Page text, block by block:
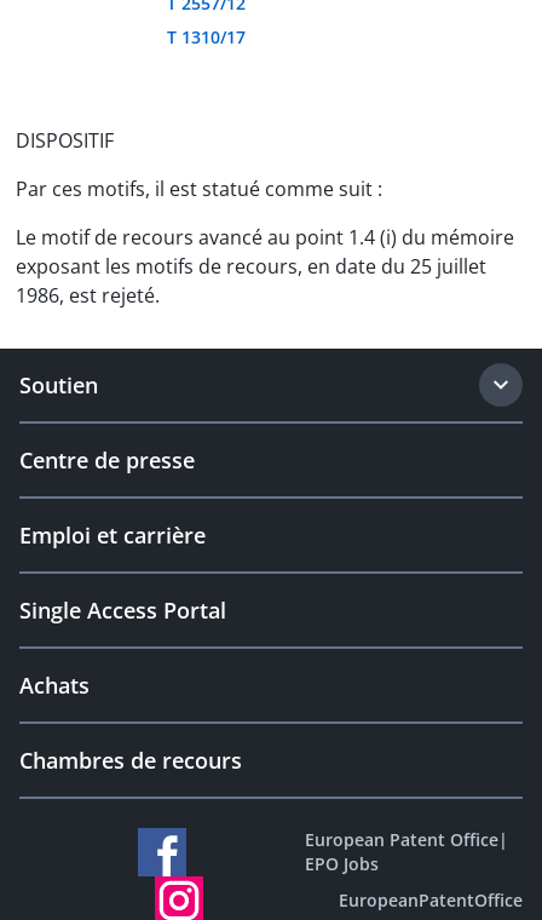
T 1310/17
DISPOSITIF
Par ces motifs, il est statué comme suit :
Le motif de recours avancé au point 1.4 (i) du mémoire
exposant les motifs de recours, en date du 25 juillet
1986, est rejeté.
Soutien
Centre de presse
Emploi et carrière
Single Access Portal
Achats
Chambres de recours
European Patent Office|
EPO Jobs
EuropeanPatentOffice